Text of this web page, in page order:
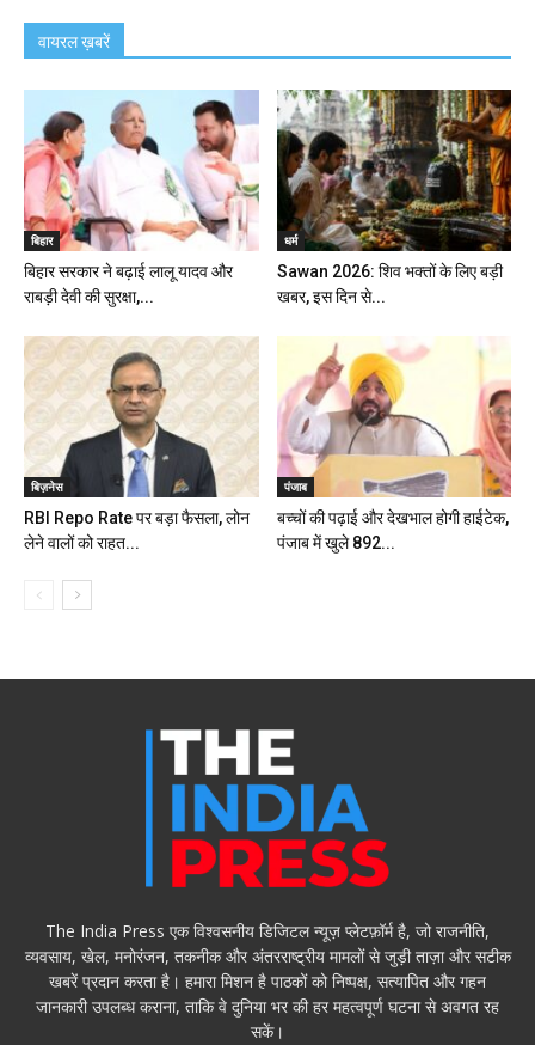
वायरल ख़बरें
बिहार
बिहार सरकार ने बढ़ाई लालू यादव और
राबड़ी देवी की सुरक्षा,...
धर्म
Sawan 2026: शिव भक्तों के लिए बड़ी
खबर, इस दिन से...
बिज़नेस
RBI Repo Rate पर बड़ा फैसला, लोन
लेने वालों को राहत...
पंजाब
बच्चों की पढ़ाई और देखभाल होगी हाईटेक,
पंजाब में खुले 892...
The India Press एक विश्वसनीय डिजिटल न्यूज़ प्लेटफ़ॉर्म है, जो राजनीति,
व्यवसाय, खेल, मनोरंजन, तकनीक और अंतरराष्ट्रीय मामलों से जुड़ी ताज़ा और सटीक
खबरें प्रदान करता है। हमारा मिशन है पाठकों को निष्पक्ष, सत्यापित और गहन
जानकारी उपलब्ध कराना, ताकि वे दुनिया भर की हर महत्वपूर्ण घटना से अवगत रह
सकें।